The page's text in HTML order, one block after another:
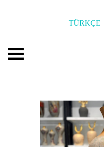
TÜRKÇE